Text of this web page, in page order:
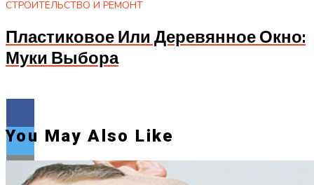
СТРОИТЕЛЬСТВО И РЕМОНТ
Пластиковое Или Деревянное Окно:
Муки Выбора
You May Also Like